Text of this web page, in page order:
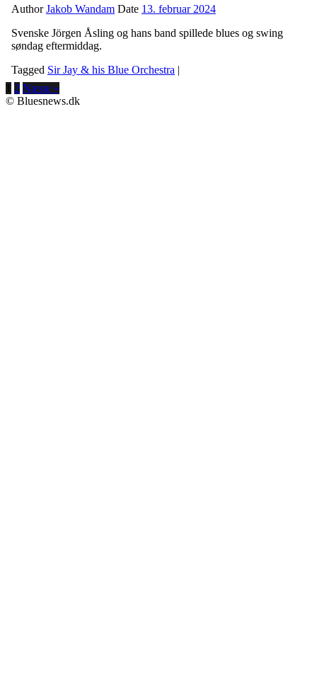
AuthorJakob Wandam Date 13. februar 2024
Svenske Jörgen Åsling og hans band spillede blues og swing
søndag eftermiddag.
Tagged Sir Jay & his Blue Orchestra |
2 Næste »
© Bluesnews.dk